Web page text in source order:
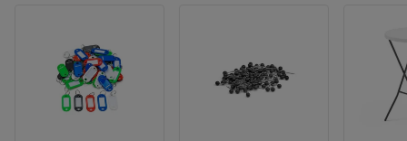
Potreban vam je prostor za spremanje? Namještaj iz
asortimana QBUS je dizajniran tako da se međusobno
može slagati, a modularni sustav olakšava dodavanje